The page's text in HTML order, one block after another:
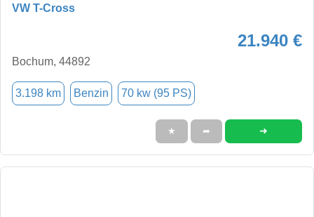
VW T-Cross
21.940 €
Bochum, 44892
3.198 km Benzin 70 kw (95 PS)
★ ➦ ➜